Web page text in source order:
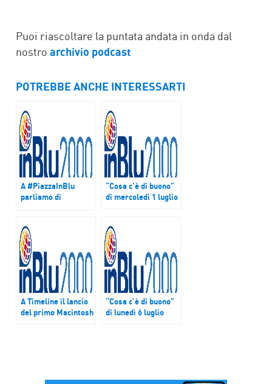
Puoi riascoltare la puntata andata in onda dal
nostro archivio podcast
POTREBBE ANCHE INTERESSARTI
A #PiazzaInBlu
parliamo di
“Cosa c’è di buono”
di mercoledì 1 luglio
A Timeline il lancio
del primo Macintosh
“Cosa c’è di buono”
di lunedì 6 luglio